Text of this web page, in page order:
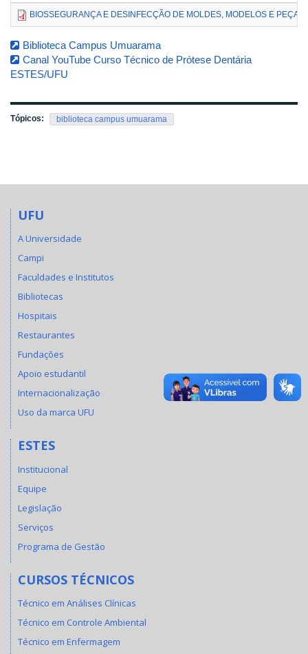
BIOSSEGURANÇA E DESINFECÇÃO DE MOLDES, MODELOS E
Biblioteca Campus Umuarama
Canal YouTube Curso Técnico de Prótese Dentária
ESTES/UFU
Tópicos: biblioteca campus umuarama
UFU
A Universidade
Campi
Faculdades e Institutos
Bibliotecas
Hospitais
Restaurantes
Fundações
Apoio estudantil
Internacionalização
Uso da marca UFU
ESTES
Institucional
Equipe
Legislação
Serviços
Programa de Gestão
CURSOS TÉCNICOS
Técnico em Análises Clínicas
Técnico em Controle Ambiental
Técnico em Enfermagem